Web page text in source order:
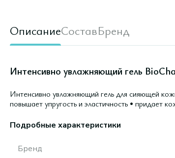
ОписаниеСоставБренд
Интенсивно увлажняющий гель
Интенсивно увлажняющий гель для сияющей
повышает упругость и эластичность • придает
Подробные характеристики
Бренд